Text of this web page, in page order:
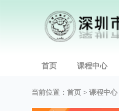
首页 课程中心
当前位置： 首页 > 课程中心